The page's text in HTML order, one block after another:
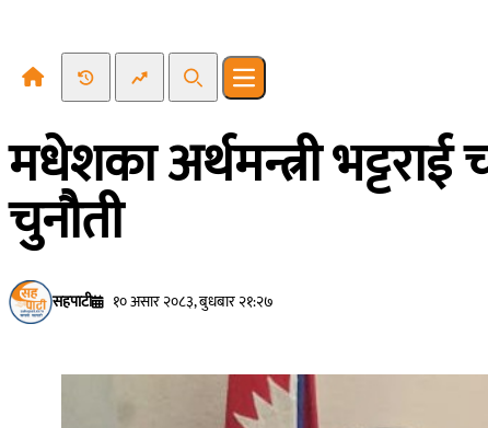
Recent NewsTrending News
SearchOpen main menu
मधेशका अर्थमन्त्री
चुनौती
सहपाटी १० असार २०८३, बुधबार २१:२७